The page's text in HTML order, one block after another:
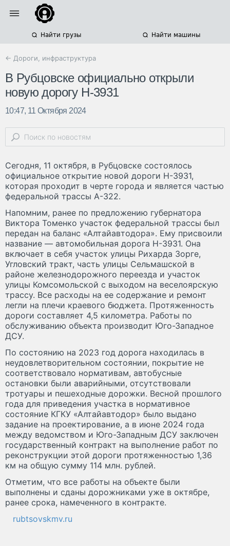
Найти грузы Найти машины
← Дороги, инфраструктура
В Рубцовске официально открыли
новую дорогу Н-3931
10:47, 11 Октября 2024
Сегодня, 11 октября, в Рубцовске состоялось
официальное открытие новой дороги Н-3931,
которая проходит в черте города и является частью
федеральной трассы А-322.
Напомним, ранее по предложению губернатора
Виктора Томенко участок федеральной трассы был
передан на баланс «Алтайавтодора». Ему присвоили
название — автомобильная дорога Н-3931. Она
включает в себя участок улицы Рихарда Зорге,
Угловский тракт, часть улицы Сельмашской в
районе железнодорожного переезда и участок
улицы Комсомольской с выходом на веселоярскую
трассу. Все расходы на ее содержание и ремонт
легли на плечи краевого бюджета. Протяженность
дороги составляет 4,5 километра. Работы по
обслуживанию объекта производит Юго-Западное
ДСУ.
По состоянию на 2023 год дорога находилась в
неудовлетворительном состоянии, покрытие не
соответствовало нормативам, автобусные
остановки были аварийными, отсутствовали
тротуары и пешеходные дорожки. Весной прошлого
года для приведения участка в нормативное
состояние КГКУ «Алтайавтодор» было выдано
задание на проектирование, а в июне 2024 года
между ведомством и Юго-Западным ДСУ заключен
государственный контракт на выполнение работ по
реконструкции этой дороги протяженностью 1,36
км на общую сумму 114 млн. рублей.
Отметим, что все работы на объекте были
выполнены и сданы дорожниками уже в октябре,
ранее срока, намеченного в контракте.
rubtsovskmv.ru